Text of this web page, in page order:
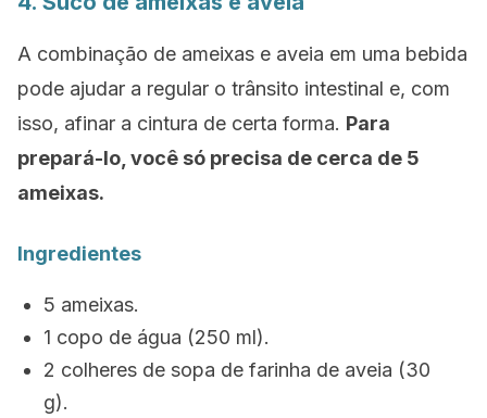
A combinação de ameixas e aveia em uma bebida
pode ajudar a regular o trânsito intestinal e, com
isso, afinar a cintura de certa forma. Para
prepará-lo, você só precisa de cerca de 5
ameixas.
Ingredientes
5 ameixas.
1 copo de água (250 ml).
2 colheres de sopa de farinha de aveia (30
g).